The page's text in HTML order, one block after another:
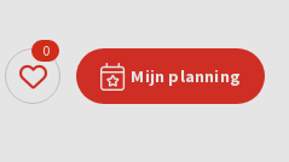
Mijn planning
0